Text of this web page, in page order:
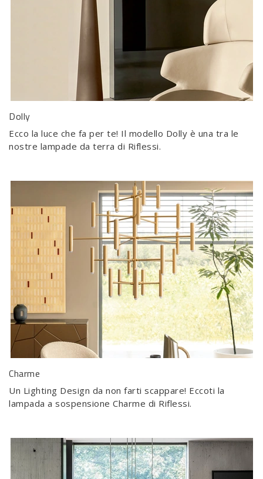
Dolly
Ecco la luce che fa per te! Il modello Dolly è una tra le
nostre lampade da terra di Riflessi.
Charme
Un Lighting Design da non farti scappare! Eccoti la
lampada a sospensione Charme di Riflessi.